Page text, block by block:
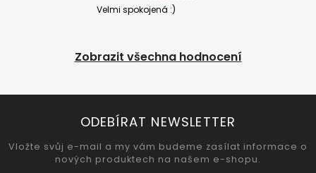
Velmi spokojená :)
Zobrazit všechna hodnocení
ODEBÍRAT NEWSLETTER
Vložte svůj e-mail a my vám budeme zasílat informace o
nových produktech na našem e-shopu.